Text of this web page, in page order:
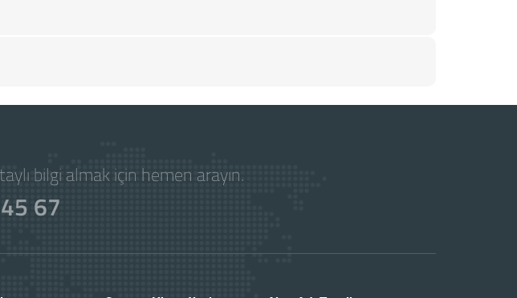
bilgi almak için hemen arayın.
67